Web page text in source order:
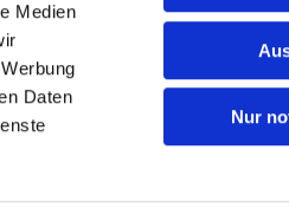
Medien
Daten
Nur